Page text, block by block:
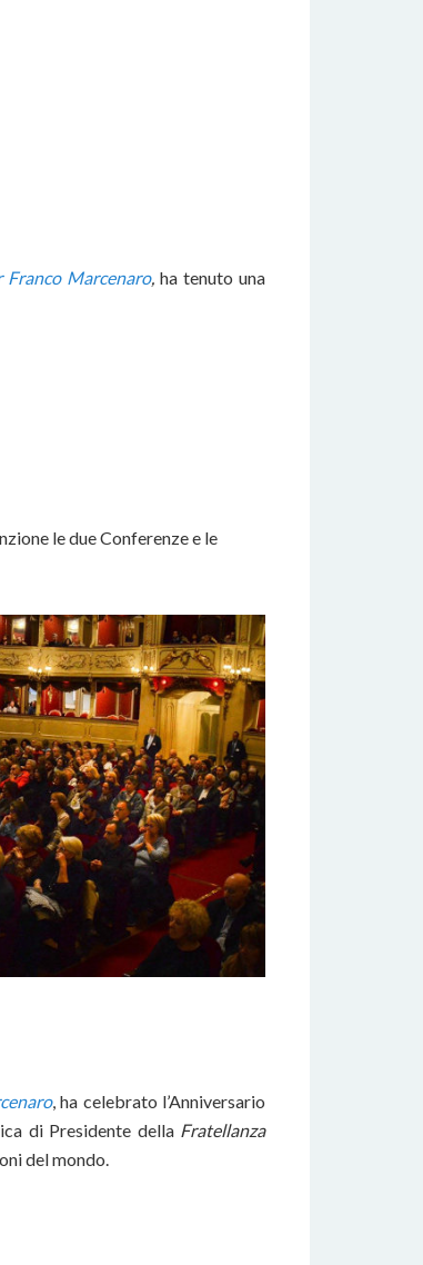
Franco Marcenaro,ha tenuto una
le due Conferenze e le
, ha celebrato l’Anniversario
di Presidente della Fratellanza
del mondo.